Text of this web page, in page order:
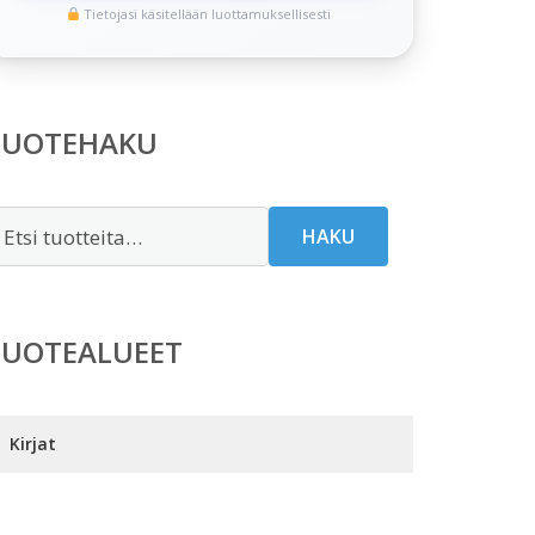
Tietojasi käsitellään luottamuksellisesti
HAKU
Kirjat